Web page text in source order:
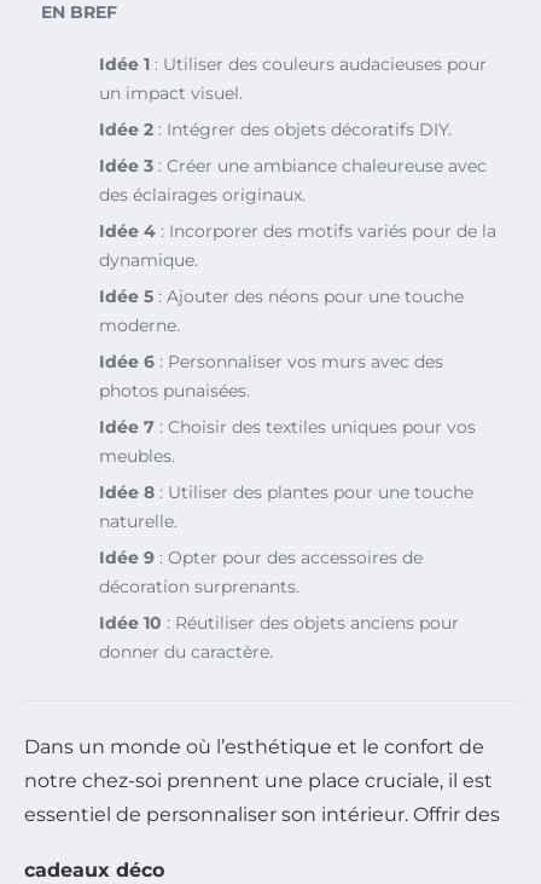
EN BREF
Idée 1 : Utiliser des couleurs audacieuses pour
un impact visuel.
Idée 2 : Intégrer des objets décoratifs DIY.
Idée 3 : Créer une ambiance chaleureuse avec
des éclairages originaux.
Idée 4 : Incorporer des motifs variés pour de la
dynamique.
Idée 5 : Ajouter des néons pour une touche
moderne.
Idée 6 : Personnaliser vos murs avec des
photos punaisées.
Idée 7 : Choisir des textiles uniques pour vos
meubles.
Idée 8 : Utiliser des plantes pour une touche
naturelle.
Idée 9 : Opter pour des accessoires de
décoration surprenants.
Idée 10 : Réutiliser des objets anciens pour
donner du caractère.
Dans un monde où l’esthétique et le confort de
notre chez-soi prennent une place cruciale, il est
essentiel de personnaliser son intérieur. Offrir des
cadeaux déco